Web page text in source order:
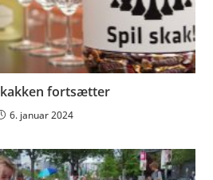
fortsætter
6. januar 2024